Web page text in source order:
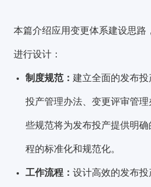
本篇介绍应用变更体系建设思路
进行设计：
制度规范：建立全面的发布
投产管理办法、变更评审管
些规范将为发布投产提供明
程的标准化和规范化。
工作流程：设计高效的发布